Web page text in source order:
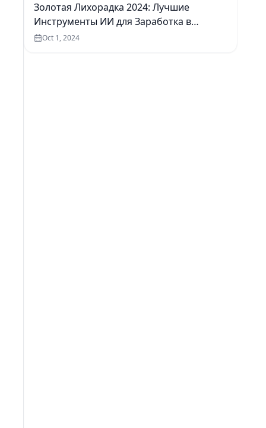
Золотая Лихорадка 2024: Лучшие
Инструменты ИИ для Заработка в
Интернете
Oct 1, 2024